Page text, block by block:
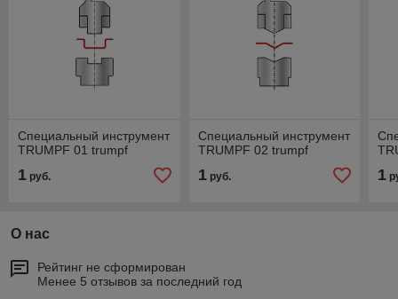
Специальный инструмент
TRUMPF 01 trumpf
1 руб.
Специальный инструмент
TRUMPF 02 trumpf
1руб. 1
О нас
Рейтинг не сформирован
Менее 5 отзывов за последний год